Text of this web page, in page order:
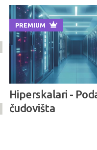
PREMIUM
Hiperskalari -
čudovišta